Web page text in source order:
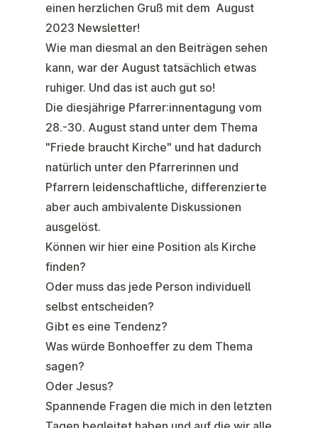
einen herzlichen Gruß mit dem August
2023 Newsletter!
Wie man diesmal an den Beiträgen sehen
kann, war der August tatsächlich etwas
ruhiger. Und das ist auch gut so!
Die diesjährige Pfarrer:innentagung vom
28.-30. August stand unter dem Thema
"Friede braucht Kirche" und hat dadurch
natürlich unter den Pfarrerinnen und
Pfarrern leidenschaftliche, differenzierte
aber auch ambivalente Diskussionen
ausgelöst.
Können wir hier eine Position als Kirche
finden?
Oder muss das jede Person individuell
selbst entscheiden?
Gibt es eine Tendenz?
Was würde Bonhoeffer zu dem Thema
sagen?
Oder Jesus?
Spannende Fragen die mich in den letzten